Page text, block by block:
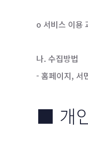
o 서비스 이용
나. 수집방법
- 홈페이지, 서
■ 개